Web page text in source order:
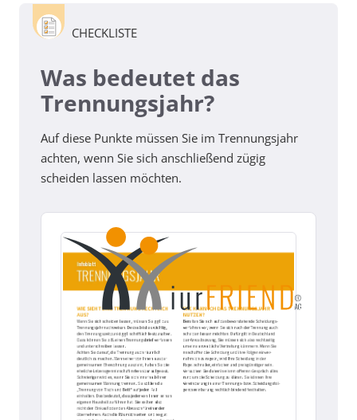
CHECKLISTE
Was bedeutet das
Trennungsjahr?
Auf diese Punkte müssen Sie im Trennungsjahr
achten, wenn Sie sich anschließend zügig
scheiden lassen möchten.